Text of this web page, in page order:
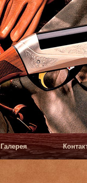
Галерея